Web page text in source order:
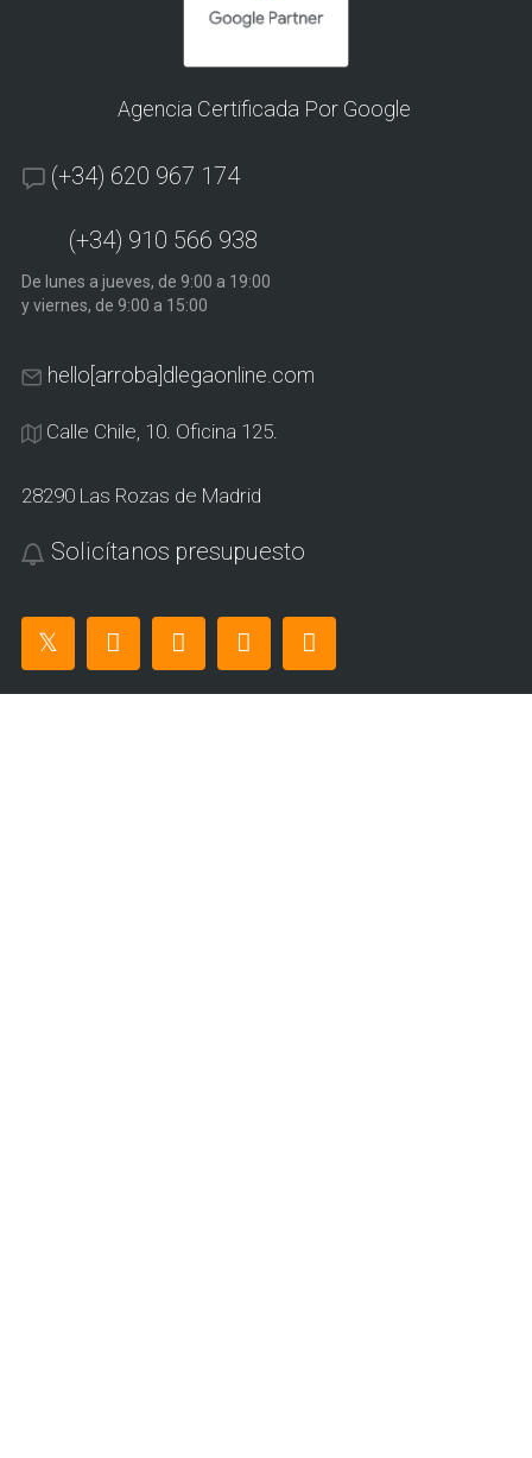
Agencia Certificada Por Google
(+34) 620 967 174
(+34) 910 566 938
De lunes a jueves, de 9:00 a 19:00
y viernes, de 9:00 a 15:00
hello[arroba]dlegaonline.com
Calle Chile, 10. Oficina 125.
28290 Las Rozas de Madrid
Solicítanos presupuesto